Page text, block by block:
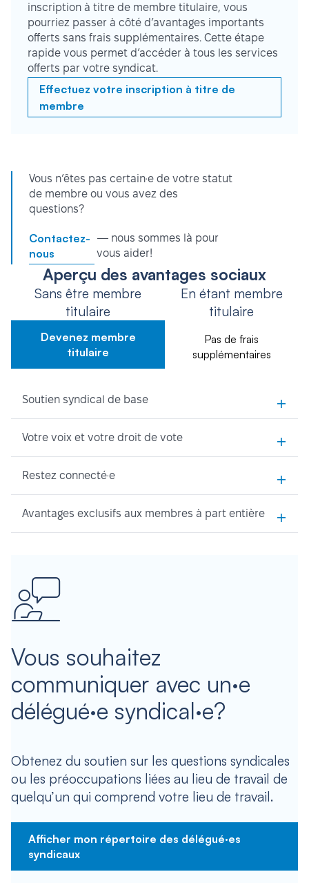
inscription à titre de membre titulaire, vous
pourriez passer à côté d’avantages importants
offerts sans frais supplémentaires. Cette étape
rapide vous permet d’accéder à tous les services
offerts par votre syndicat.
Effectuez votre inscription à titre de
membre
Vous n’êtes pas certain·e de votre statut
de membre ou vous avez des
questions?
Contactez-
nous
— nous sommes là pour
vous aider!
Aperçu des avantages sociaux
Sans être membre
titulaire
Devenez membre
titulaire
En étant membre
titulaire
Pas de frais
supplémentaires
Soutien syndical de base +
Votre voix et votre droit de vote +
Restez connecté·e +
Avantages exclusifs aux membres à part entière +
Vous souhaitez
communiquer avec un·e
délégué·e syndical·e?
Obtenez du soutien sur les questions syndicales
ou les préoccupations liées au lieu de travail de
quelqu’un qui comprend votre lieu de travail.
Afficher mon répertoire des délégué·es
syndicaux